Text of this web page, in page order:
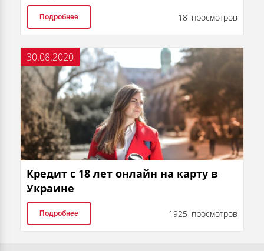
Подробнее 18 просмотров
30.08.2020
Кредит с 18 лет онлайн на карту в
Украине
Подробнее 1925 просмотров